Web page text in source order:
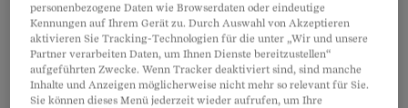
Informationen sowie «Mahndaten» an die
Schwesterfirma Infoscore Zoom AG
weiterzuleiten – und via diese an
«Vertragspartner», sprich andere Firmen.
personenbezogene Daten wie Browserdaten oder eindeutige
Kennungen auf Ihrem Gerät zu. Durch Auswahl von Akzeptieren
aktivieren Sie Tracking-Technologien für die unter „Wir und unsere
Partner verarbeiten Daten, um Ihnen Dienste bereitzustellen“
aufgeführten Zwecke. Wenn Tracker deaktiviert sind, sind manche
Inhalte und Anzeigen möglicherweise nicht mehr so relevant für Sie.
Sie können dieses Menü jederzeit wieder aufrufen, um Ihre